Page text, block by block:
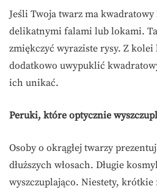
Jeśli Twoja twarz ma
delikatnymi falami lub lokami.
zmiękczyć wyraziste rysy. Z
dodatkowo uwypuklić
ich unikać.
Peruki, które optycznie
Osoby o okrągłej twarzy
dłuższych włosach. Długie
wyszczuplająco. Niestety,